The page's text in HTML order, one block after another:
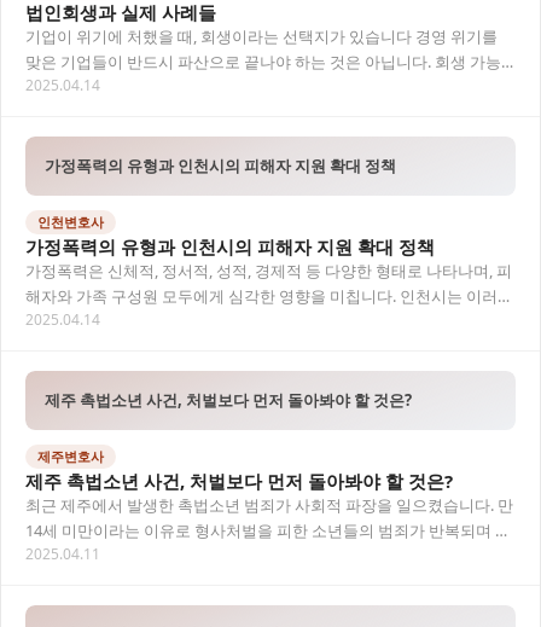
법인회생과 실제 사례들
기업이 위기에 처했을 때, 회생이라는 선택지가 있습니다 경영 위기를
맞은 기업들이 반드시 파산으로 끝나야 하는 것은 아닙니다. 회생 가능
성이 있는 법인이라면 ‘법인회생’ 절차를 통…
2025.04.14
가정폭력의 유형과 인천시의 피해자 지원 확대 정책
인천변호사
가정폭력의 유형과 인천시의 피해자 지원 확대 정책
가정폭력은 신체적, 정서적, 성적, 경제적 등 다양한 형태로 나타나며, 피
해자와 가족 구성원 모두에게 심각한 영향을 미칩니다. 인천시는 이러한
문제를 해결하기 위해 가족 단위 치료…
2025.04.14
제주 촉법소년 사건, 처벌보다 먼저 돌아봐야 할 것은?
제주변호사
제주 촉법소년 사건, 처벌보다 먼저 돌아봐야 할 것은?
최근 제주에서 발생한 촉법소년 범죄가 사회적 파장을 일으켰습니다. 만
14세 미만이라는 이유로 형사처벌을 피한 소년들의 범죄가 반복되며 형
사미성년자 제도에 대한 재검토 목소리도 커…
2025.04.11